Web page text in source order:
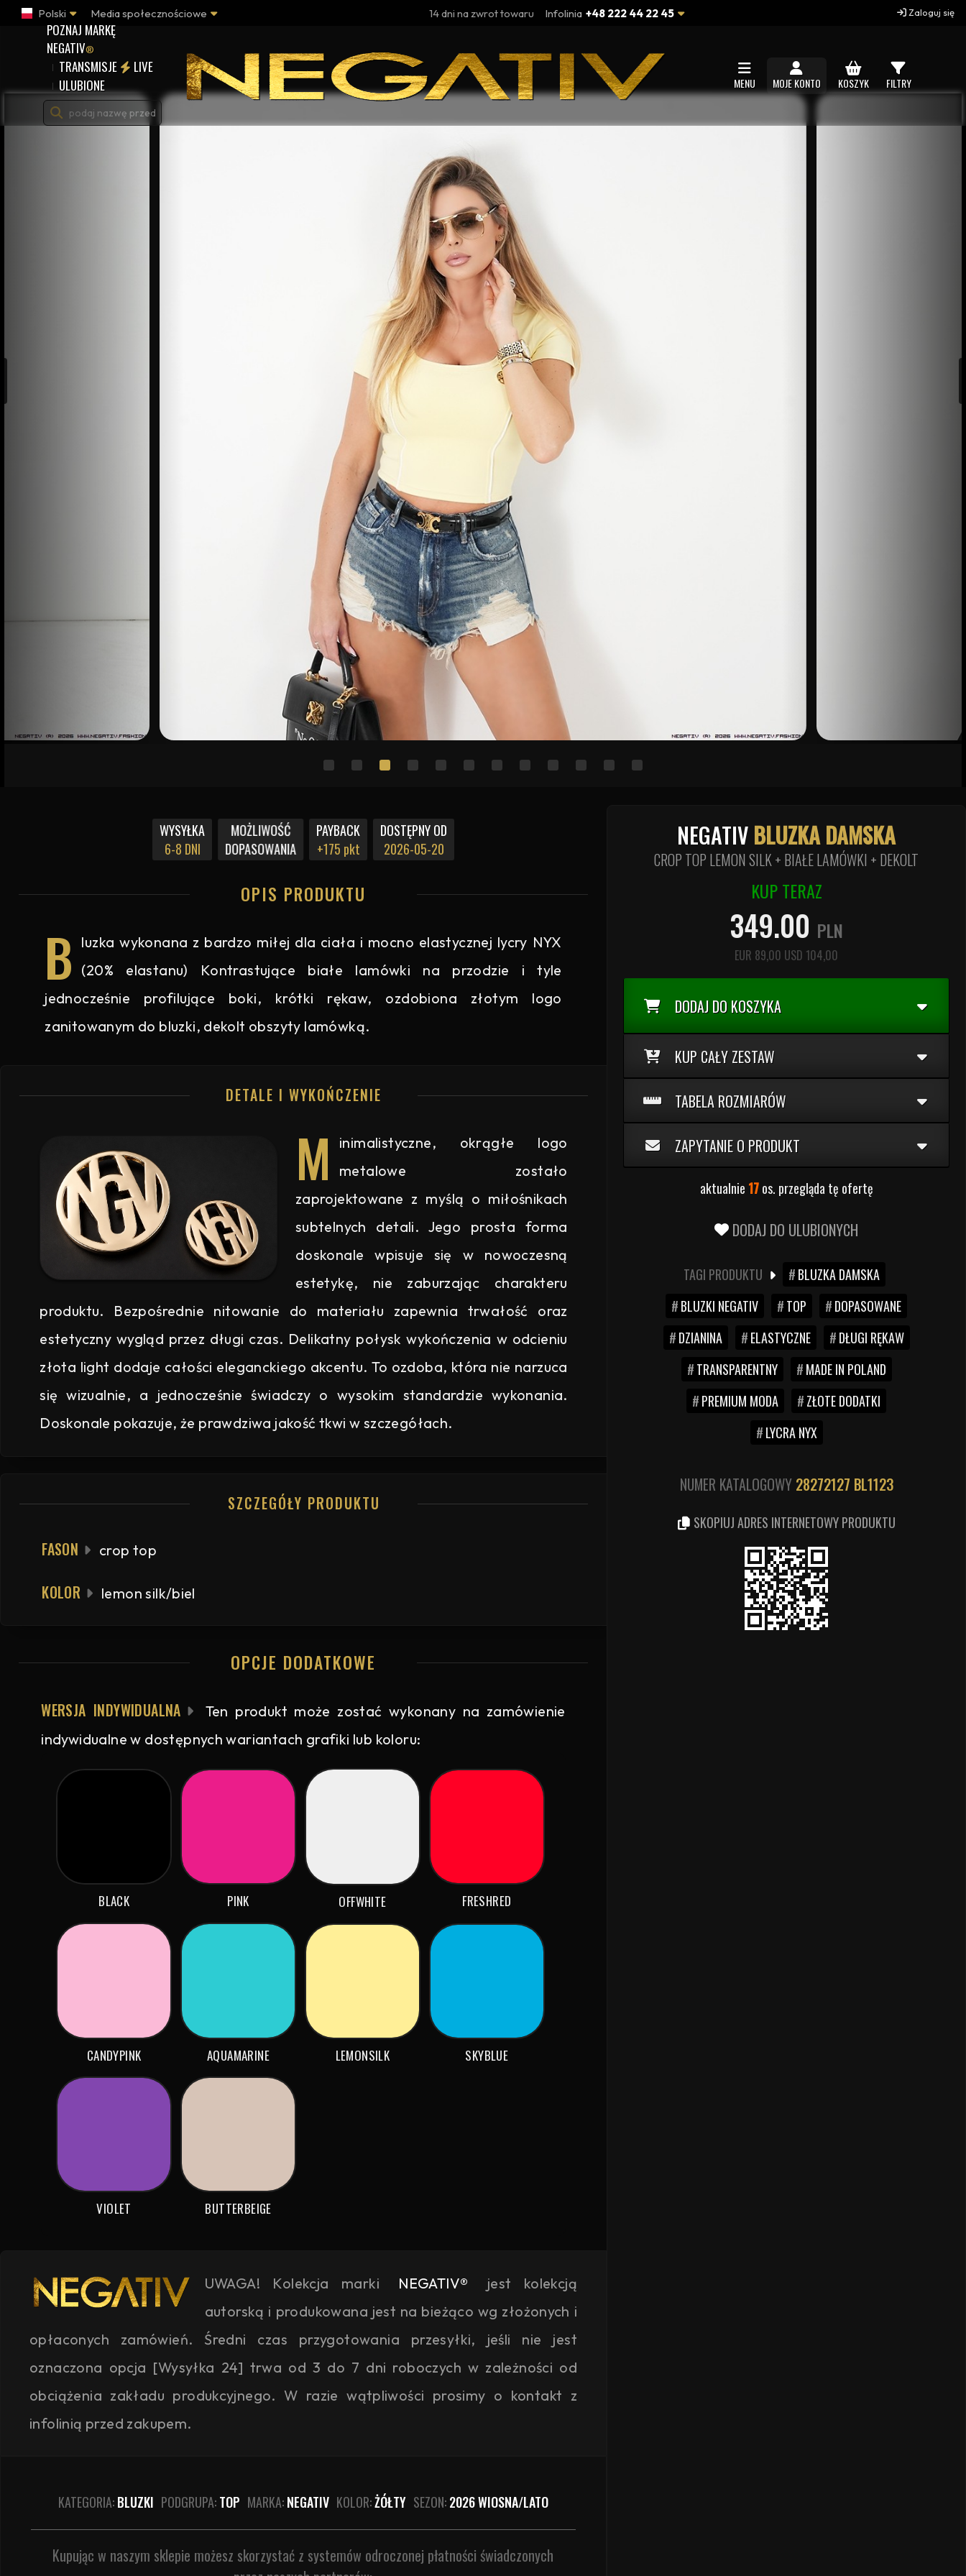
Polski Media społecznościowe 14 dni na zwrot towaru Infolinia +48 222 44 22 45 Zaloguj się
POZNAJ MARKĘ
NEGATIV®
TRANSMISJE
LIVE
ULUBIONE
MENU MOJE KONTO KOSZYK FILTRY
WYSYŁKA
6-8 DNI
MOŻLIWOŚĆ
DOPASOWANIA
PAYBACK
+175 pkt
DOSTĘPNY OD
2026-05-20
OPIS PRODUKTU
B luzka wykonana z bardzo miłej dla ciała i mocno elastycznej lycry NYX
(20% elastanu) Kontrastujące białe lamówki na przodzie i tyle
jednocześnie profilujące boki, krótki rękaw, ozdobiona złotym logo
zanitowanym do bluzki, dekolt obszyty lamówką.
DETALE I WYKOŃCZENIE
M
inimalistyczne, okrągłe logo
metalowe zostało
zaprojektowane z myślą o miłośnikach
subtelnych detali. Jego prosta forma
doskonale wpisuje się w nowoczesną
estetykę, nie zaburzając charakteru
produktu. Bezpośrednie nitowanie do materiału zapewnia trwałość oraz
estetyczny wygląd przez długi czas. Delikatny połysk wykończenia w odcieniu
złota light dodaje całości eleganckiego akcentu. To ozdoba, która nie narzuca
się wizualnie, a jednocześnie świadczy o wysokim standardzie wykonania.
Doskonale pokazuje, że prawdziwa jakość tkwi w szczegółach.
SZCZEGÓŁY PRODUKTU
FASON crop top
KOLOR lemon silk/biel
OPCJE DODATKOWE
WERSJA INDYWIDUALNA
Ten produkt może zostać wykonany na zamówienie
indywidualne w dostępnych wariantach grafiki lub koloru:
BLACK PINK OFFWHITE FRESHRED
CANDYPINK AQUAMARINE LEMONSILK SKYBLUE
VIOLET BUTTERBEIGE
UWAGA! Kolekcja marki NEGATIV®
jest kolekcją
autorską i produkowana jest na bieżąco wg złożonych i
opłaconych zamówień. Średni czas przygotowania przesyłki, jeśli nie jest
oznaczona opcja [Wysyłka 24] trwa od 3 do 7 dni roboczych w zależności od
obciążenia zakładu produkcyjnego. W razie wątpliwości prosimy o kontakt z
infolinią przed zakupem.
KATEGORIA:BLUZKI PODGRUPA:TOP MARKA:NEGATIV KOLOR:ŻÓŁTY SEZON:2026 WIOSNA/LATO
Kupując w naszym sklepie możesz skorzystać z systemów odroczonej płatności świadczonych
NEGATIV BLUZKA DAMSKA
CROP TOP LEMON SILK + BIAŁE LAMÓWKI + DEKOLT
KUP TERAZ
349.00 PLN
EUR 89,00 USD 104,00
DODAJ DO KOSZYKA
KUP CAŁY ZESTAW
TABELA ROZMIARÓW
ZAPYTANIE O PRODUKT
aktualnie 17os. przegląda tę ofertę
DODAJ DO ULUBIONYCH
TAGI PRODUKTU
BLUZKA DAMSKA
BLUZKI NEGATIV
TOP
DOPASOWANE
DZIANINA
ELASTYCZNE
DŁUGI RĘKAW
TRANSPARENTNY
MADE IN POLAND
PREMIUM MODA
ZŁOTE DODATKI
LYCRA NYX
NUMER KATALOGOWY 28272127 BL1123
SKOPIUJ ADRES INTERNETOWY PRODUKTU